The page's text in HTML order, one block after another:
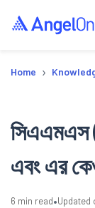
Home ›
এবং এর
6 min read•Updated